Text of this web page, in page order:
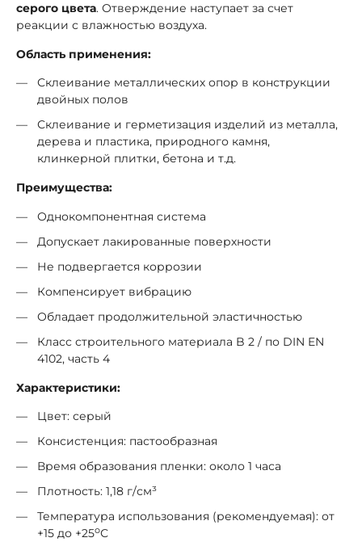
серого цвета. Отверждение наступает за счет
реакции с влажностью воздуха.
Область применения:
Склеивание металлических опор в конструкции
двойных полов
Склеивание и герметизация изделий из металла,
дерева и пластика, природного камня,
клинкерной плитки, бетона и т.д.
Преимущества:
Однокомпонентная система
Допускает лакированные поверхности
Не подвергается коррозии
Компенсирует вибрацию
Обладает продолжительной эластичностью
Класс строительного материала B 2 / по DIN EN
4102, часть 4
Характеристики:
Цвет: серый
Консистенция: пастообразная
Время образования пленки: около 1 часа
Плотность: 1,18 г/см³
Температура использования (рекомендуемая): от
+15 до +25оС